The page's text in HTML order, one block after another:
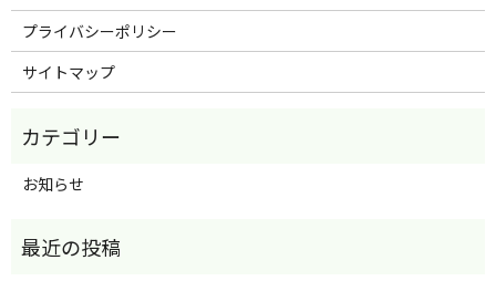
プライバシーポリシー
サイトマップ
お知らせ